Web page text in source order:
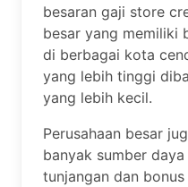
besaran gaji store
besar yang memiliki
di berbagai kota
yang lebih tinggi
yang lebih kecil.
Perusahaan besar
banyak sumber
tunjangan dan